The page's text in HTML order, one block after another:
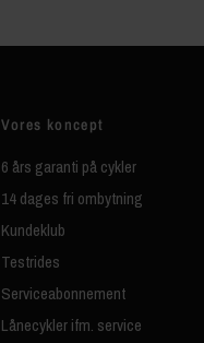
Vores koncept
6 års garanti på cykler
14 dages fri ombytning
Kundeklub
Testrides
Serviceabonnement
Lånecykler ifm. service